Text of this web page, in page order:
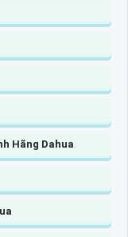
Hãng Dahua